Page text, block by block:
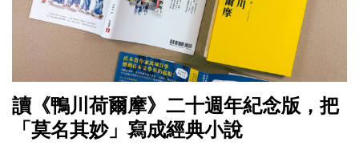
讀《鴨川荷爾摩》二十週年紀念版，把
「莫名其妙」寫成經典小說